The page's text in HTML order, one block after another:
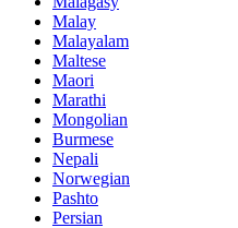
Malay
Malayalam
Maltese
Maori
Marathi
Mongolian
Burmese
Nepali
Norwegian
Pashto
Persian